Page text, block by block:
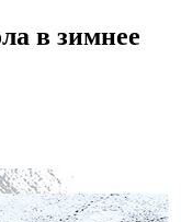
в зимнее